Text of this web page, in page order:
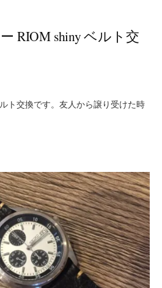
RIOM shiny ベルト交
ト交換です。友人から譲り受けた時